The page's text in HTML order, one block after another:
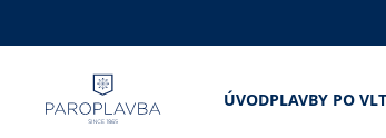
ÚVODPLAVBY PO